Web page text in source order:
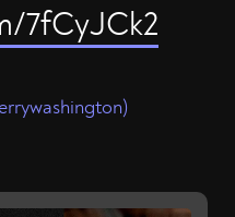
7fCyJCk2